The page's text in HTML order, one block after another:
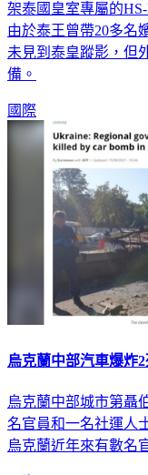
架泰國皇室專屬的
由於泰王曾帶20多名
未見到泰皇蹤影，但
備。
國際
烏克蘭中部汽車爆
烏克蘭中部城市第聶
名官員和一名社運人
烏克蘭近年來有數名